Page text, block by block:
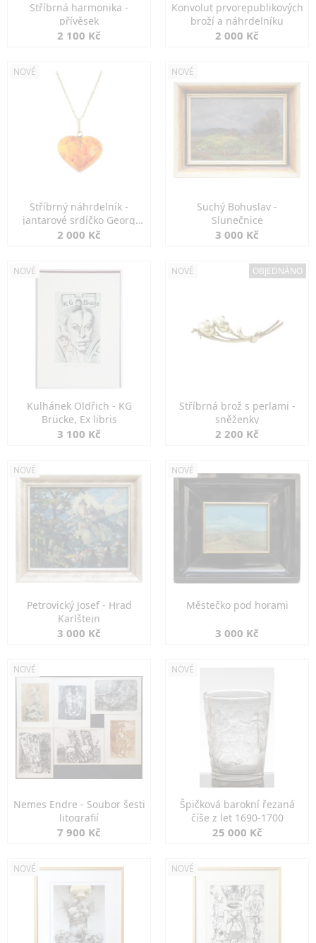
Stříbrná harmonika -
přívěsek
2 100 Kč
Konvolut prvorepublikových
broží a náhrdelníku
2 000 Kč
NOVÉ
Stříbrný náhrdelník -
jantarové srdíčko Georg
Kramer
2 000 Kč
NOVÉ
Suchý Bohuslav -
Slunečnice
3 000 Kč
NOVÉ
Kulhánek Oldřich - KG
Brücke, Ex libris
3 100 Kč
NOVÉ OBJEDNÁNO
Stříbrná brož s perlami -
sněženky
2 200 Kč
NOVÉ
Petrovický Josef - Hrad
Karlštejn
3 000 Kč
NOVÉ
Městečko pod horami
3 000 Kč
NOVÉ
Nemes Endre - Soubor šesti
litografií
7 900 Kč
NOVÉ
Špičková barokní řezaná
číše z let 1690-1700
25 000 Kč
NOVÉ NOVÉ